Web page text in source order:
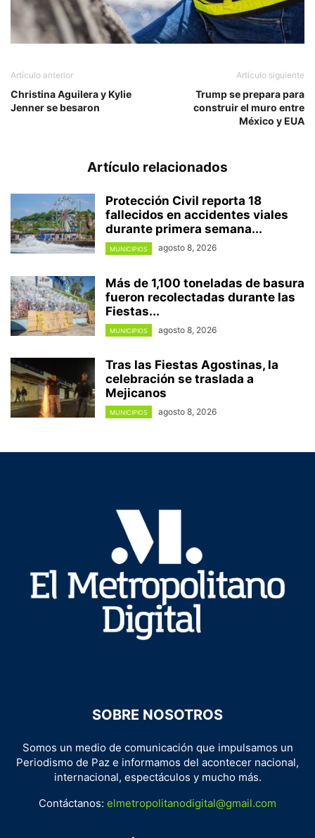
Artículo anterior
Christina Aguilera y Kylie
Jenner se besaron
Artículo siguiente
Trump se prepara para
construir el muro entre
México y EUA
Artículo relacionados
Protección Civil reporta 18
fallecidos en accidentes viales
durante primera semana...
MUNICIPIOS agosto 8, 2026
Más de 1,100 toneladas de basura
fueron recolectadas durante las
Fiestas...
MUNICIPIOS agosto 8, 2026
Tras las Fiestas Agostinas, la
celebración se traslada a
Mejicanos
MUNICIPIOS agosto 8, 2026
SOBRE NOSOTROS
Somos un medio de comunicación que impulsamos un
Periodismo de Paz e informamos del acontecer nacional,
internacional, espectáculos y mucho más.
Contáctanos: elmetropolitanodigital@gmail.com